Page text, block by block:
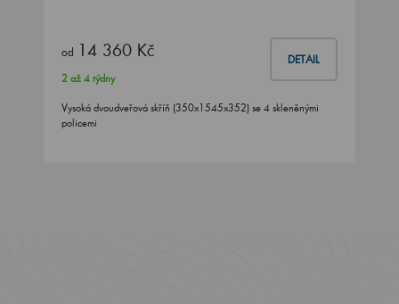
od 14 360 Kč DETAIL
2 až 4 týdny
Vysoká dvoudveřová skříň (350x1545x352) se 4 skleněnými
policemi